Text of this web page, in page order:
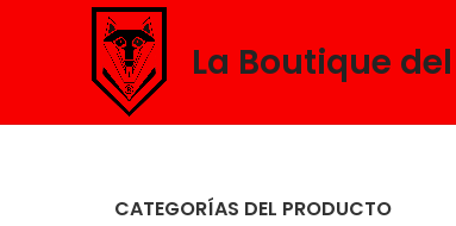
La Boutique
CATEGORÍAS DEL PRODUCTO